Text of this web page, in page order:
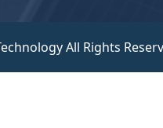
All Rights